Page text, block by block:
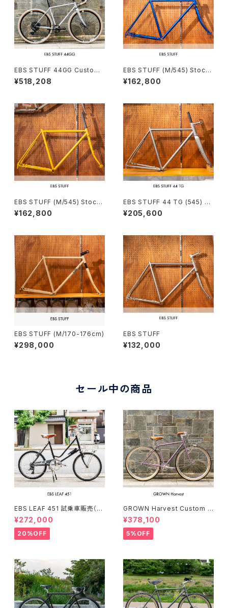
EBS STUFF 44GG Custom
complete bike（162-172c
m）
¥518,208
EBS STUFF (M/545) Stock
frame order (deposit)
¥162,800
EBS STUFF (M/545) Stock
frame order (deposit)
¥162,800
EBS STUFF 44 TG (545) St
ock frame order (deposit)
¥205,600
EBS STUFF (M/170-176cm)
¥298,000
EBS STUFF
¥132,000
セール中の商品
EBS LEAF 451 試乗車販売（15
0-169cm）
¥272,000
20%OFF
GROWN Harvest Custom c
omplete bike（154-168cm）
¥378,100
5%OFF